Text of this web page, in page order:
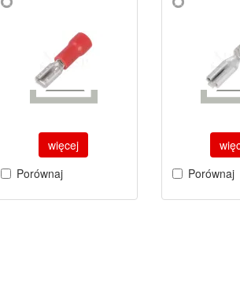
więcej
Porównaj
Porównaj